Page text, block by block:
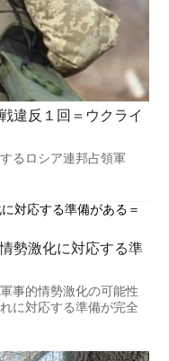
違反１回＝ウクライ
るロシア連邦占領軍
勢激化に対応する準
事的情勢激化の可能性
に対応する準備が完全